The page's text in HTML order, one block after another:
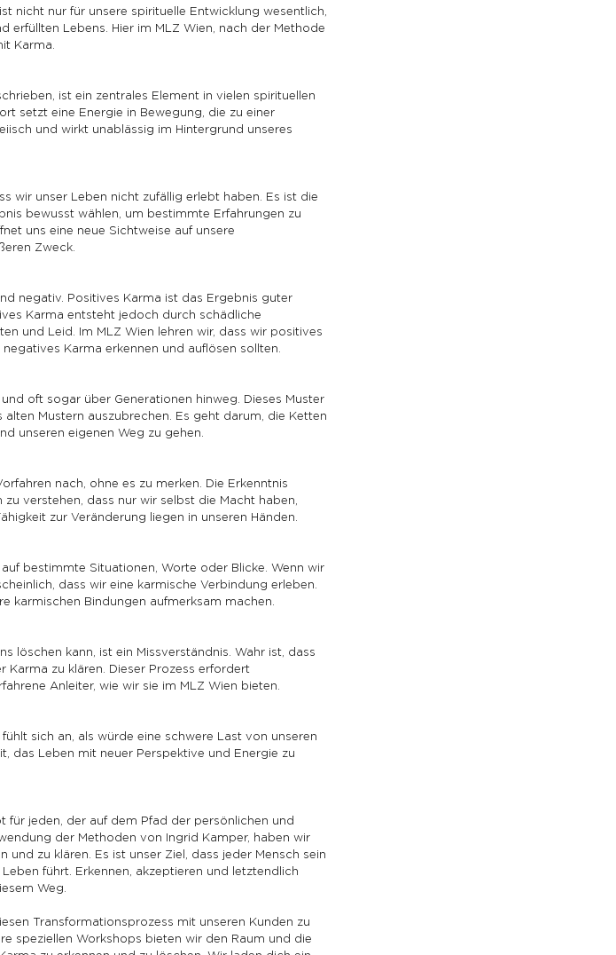
nicht nur für unsere spirituelle Entwicklung wesentlich,
erfüllten Lebens. Hier im MLZ Wien, nach der Methode
Karma.
ist ein zentrales Element in vielen spirituellen
setzt eine Energie in Bewegung, die zu einer
und wirkt unablässig im Hintergrund unseres
wir unser Leben nicht zufällig erlebt haben. Es ist die
bewusst wählen, um bestimmte Erfahrungen zu
uns eine neue Sichtweise auf unsere
Zweck.
negativ. Positives Karma ist das Ergebnis guter
Karma entsteht jedoch durch schädliche
und Leid. Im MLZ Wien lehren wir, dass wir positives
Karma erkennen und auflösen sollten.
oft sogar über Generationen hinweg. Dieses Muster
Mustern auszubrechen. Es geht darum, die Ketten
unseren eigenen Weg zu gehen.
nach, ohne es zu merken. Die Erkenntnis
verstehen, dass nur wir selbst die Macht haben,
zur Veränderung liegen in unseren Händen.
bestimmte Situationen, Worte oder Blicke. Wenn wir
dass wir eine karmische Verbindung erleben.
karmischen Bindungen aufmerksam machen.
löschen kann, ist ein Missverständnis. Wahr ist, dass
Karma zu klären. Dieser Prozess erfordert
Anleiter, wie wir sie im MLZ Wien bieten.
sich an, als würde eine schwere Last von unseren
das Leben mit neuer Perspektive und Energie zu
für jeden, der auf dem Pfad der persönlichen und
der Methoden von Ingrid Kamper, haben wir
zu klären. Es ist unser Ziel, dass jeder Mensch sein
führt. Erkennen, akzeptieren und letztendlich
Weg.
Transformationsprozess mit unseren Kunden zu
speziellen Workshops bieten wir den Raum und die